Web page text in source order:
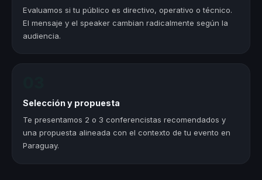
Evaluamos si tu público es directivo, operativo o técnico.
El mensaje y el speaker cambian radicalmente según la
audiencia.
Selección y propuesta
Te presentamos 2 o 3 conferencistas recomendados y
una propuesta alineada con el contexto de tu evento en
Paraguay.